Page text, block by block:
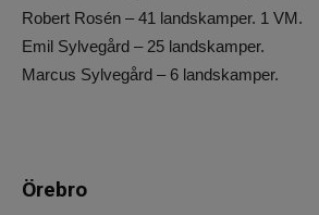
Robert Rosén – 41 landskamper. 1 VM.
Emil Sylvegård – 25 landskamper.
Marcus Sylvegård – 6 landskamper.
Örebro